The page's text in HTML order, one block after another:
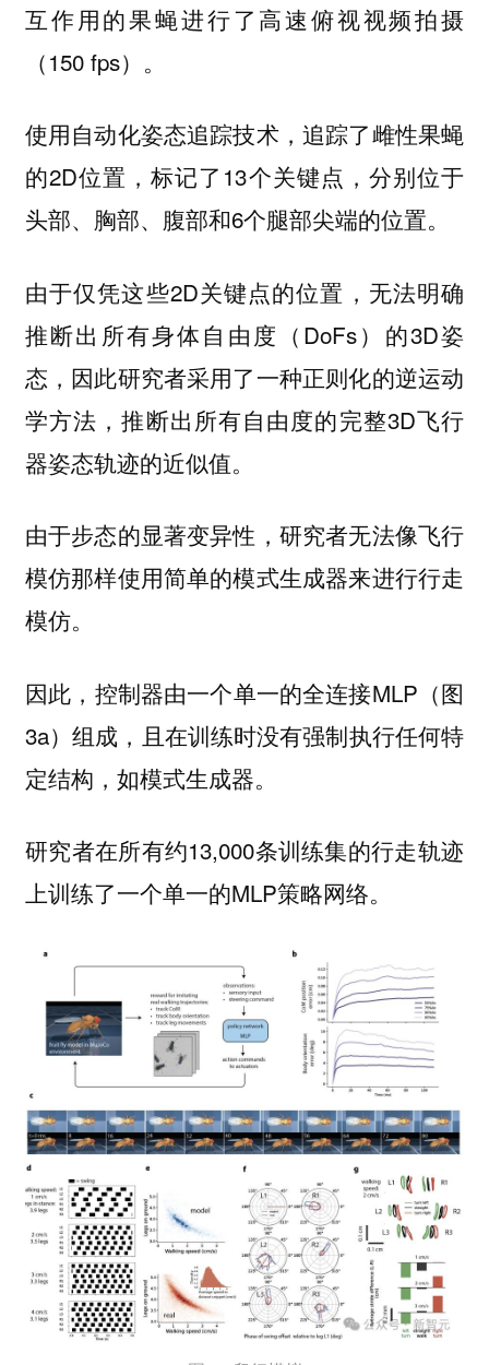
互作用的果蝇进行了高速俯视视频拍摄
（150 fps）。
使用自动化姿态追踪技术，追踪了雌性果蝇
的2D位置，标记了13个关键点，分别位于
头部、胸部、腹部和6个腿部尖端的位置。
由于仅凭这些2D关键点的位置，无法明确
推断出所有身体自由度（DoFs）的3D姿
态，因此研究者采用了一种正则化的逆运动
学方法，推断出所有自由度的完整3D飞行
器姿态轨迹的近似值。
由于步态的显著变异性，研究者无法像飞行
模仿那样使用简单的模式生成器来进行行走
模仿。
因此，控制器由一个单一的全连接MLP（图
3a）组成，且在训练时没有强制执行任何特
定结构，如模式生成器。
研究者在所有约13,000条训练集的行走轨迹
上训练了一个单一的MLP策略网络。